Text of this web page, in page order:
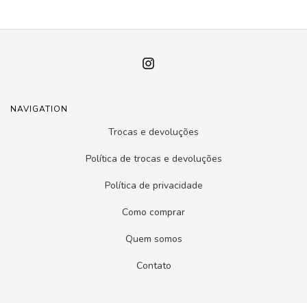
NAVIGATION
Trocas e devoluções
Política de trocas e devoluções
Política de privacidade
Como comprar
Quem somos
Contato